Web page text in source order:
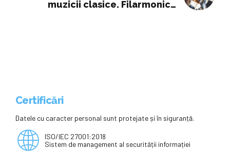
muzicii clasice. Filarmonica
Certificări
Datele cu caracter personal sunt protejate și în siguranță.
ISO/IEC 27001:2018
Sistem de management al securității informației